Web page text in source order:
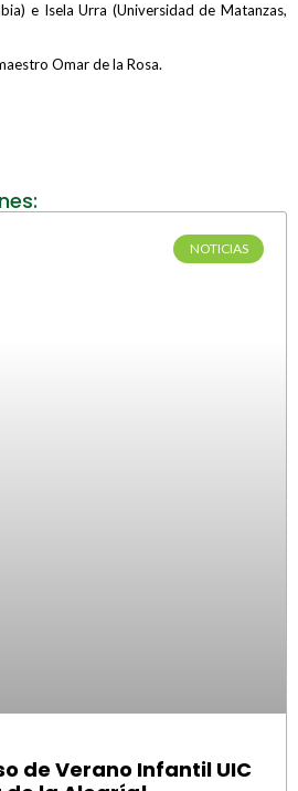
e Isela Urra (Universidad de Matanzas,
Omar de la Rosa.
NOTICIAS
de Verano Infantil UIC